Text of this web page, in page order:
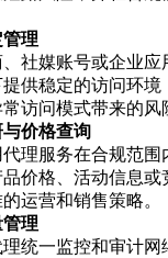
理
社媒账号或企业应
供稳定的访问环境
访问模式带来的风
价格查询
理服务在合规范围
价格、活动信息或
运营和销售策略。
理
统一监控和审计网